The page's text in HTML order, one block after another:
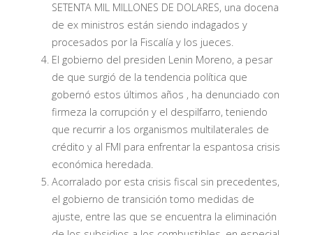
SETENTA MIL MILLONES DE DOLARES, una docena
de ex ministros están siendo indagados y
procesados por la Fiscalía y los jueces.
El gobierno del presiden Lenin Moreno, a pesar
de que surgió de la tendencia política que
gobernó estos últimos años , ha denunciado con
firmeza la corrupción y el despilfarro, teniendo
que recurrir a los organismos multilaterales de
crédito y al FMI para enfrentar la espantosa crisis
económica heredada.
Acorralado por esta crisis fiscal sin precedentes,
el gobierno de transición tomo medidas de
ajuste, entre las que se encuentra la eliminación